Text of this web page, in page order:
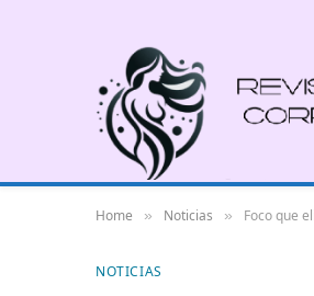
Home » Noticias » Foco que
NOTICIAS